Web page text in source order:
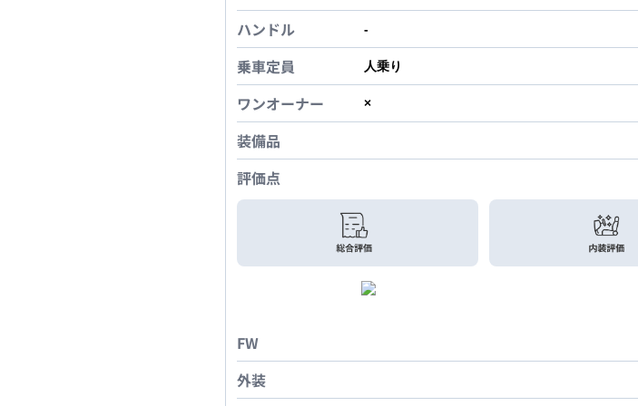
ハンドル
-
乗車定員 人乗り
ワンオーナー ×
装備品
評価点
FW
外装